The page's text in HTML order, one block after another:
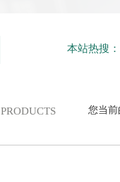
本站热搜：
PRODUCTS 您当前